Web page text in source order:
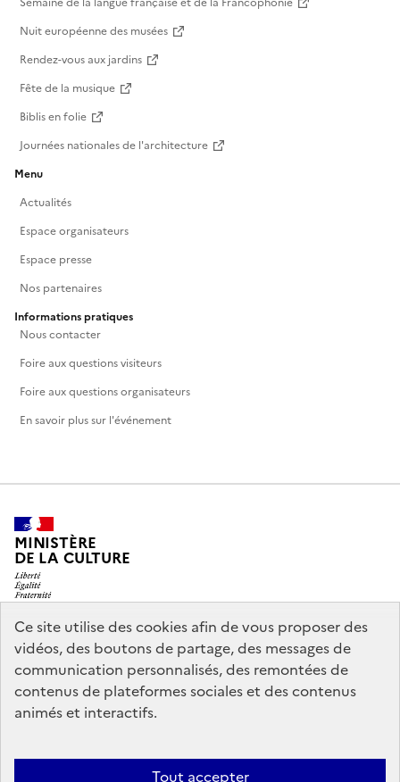
Ce site utilise des cookies afin de vous proposer des
vidéos, des boutons de partage, des messages de
communication personnalisés, des remontées de
contenus de plateformes sociales et des contenus
animés et interactifs.
Tout accepter
Nuit européenne des musées
Rendez-vous aux jardins
Fête de la musique
Biblis en folie
Journées nationales de l'architecture
Menu
Actualités
Espace organisateurs
Espace presse
Nos partenaires
Informations pratiques
Nous contacter
Foire aux questions visiteurs
Foire aux questions organisateurs
En savoir plus sur l'événement
MINISTÈRE
DE LA CULTURE
legifrance.gouv.fr
info.gouv.fr
service-public.gouv.fr
data.gouv.fr
Mentions légales